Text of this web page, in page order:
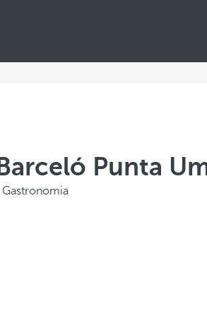
Punta
Gastronomia